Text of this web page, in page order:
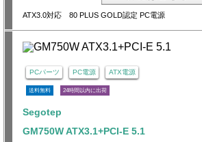
ATX3.0対応 80 PLUS GOLD認定 PC電源
PCパーツ PC電源 ATX電源
送料無料 24時間以内に出荷
Segotep
GM750W ATX3.1+PCI-E 5.1